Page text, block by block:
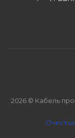
2026 © Кабель